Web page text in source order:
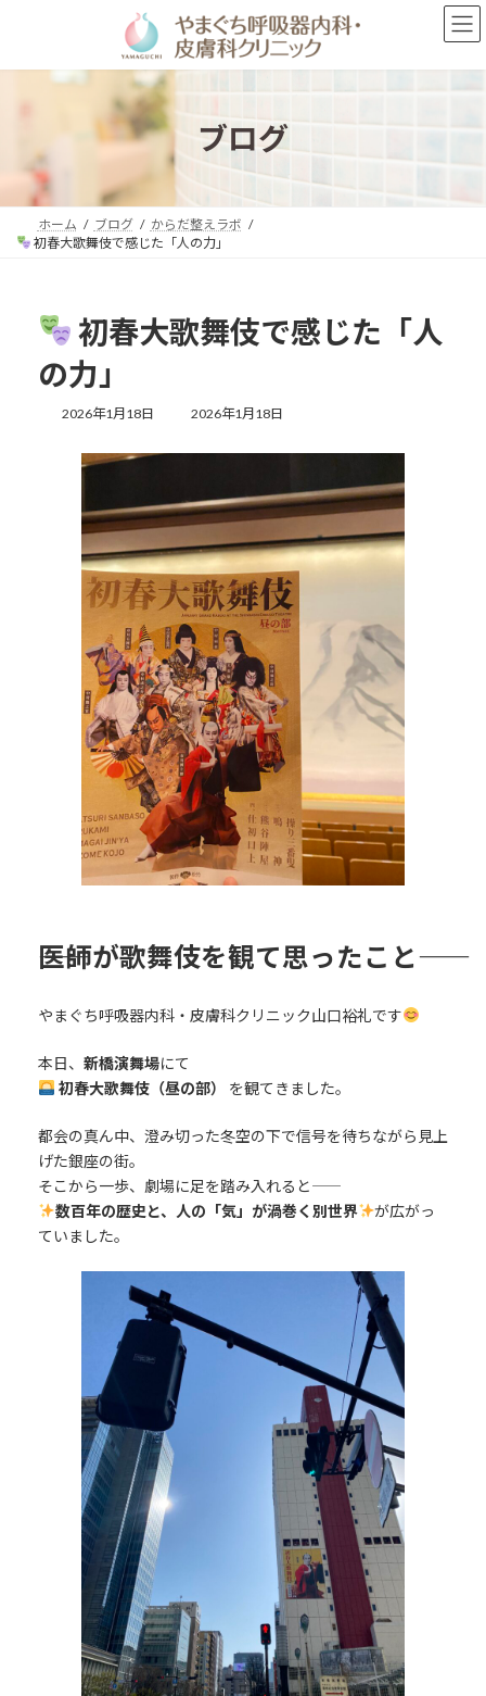
ン
プ
ー
動
ブログ
ホーム ブログ
からだ整えラボ
初春大歌舞伎で感じた「人の力」
初春大歌舞伎で感じた「人
の力」
2026年1月18日
最
更
時
:
2026年1月18日
――医師が歌舞伎を観て思ったこと――
やまぐち呼吸器内科・皮膚科クリニック山口裕礼です
本日、 新橋演舞場にて
初春大歌舞伎（昼の部）
を観てきました。
都会の真ん中、澄み切った冬空の下で信号を待ちながら見上
げた銀座の街。
そこから一歩、劇場に足を踏み入れると――
数百年の歴史と、人の「気」が渦巻く別世界
が広がっ
ていました。